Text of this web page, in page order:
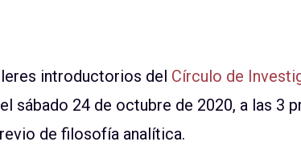
introductorios del Círculo de
sábado 24 de octubre de 2020, a las 3
de filosofía analítica.